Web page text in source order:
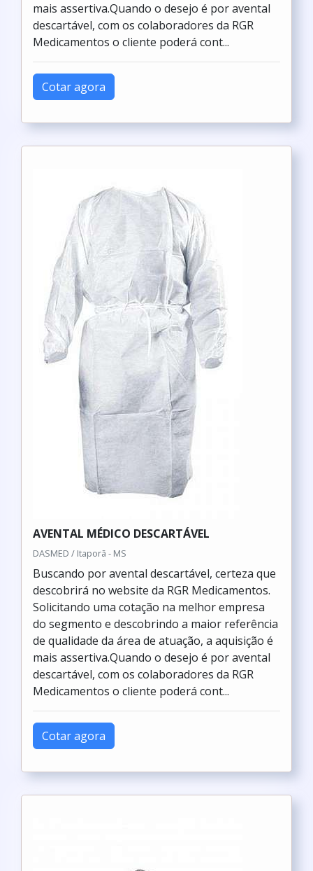
mais assertiva.Quando o desejo é por avental
descartável, com os colaboradores da RGR
Medicamentos o cliente poderá cont...
Cotar agora
AVENTAL MÉDICO DESCARTÁVEL
DASMED / Itaporã - MS
Buscando por avental descartável, certeza que
descobrirá no website da RGR Medicamentos.
Solicitando uma cotação na melhor empresa
do segmento e descobrindo a maior referência
de qualidade da área de atuação, a aquisição é
mais assertiva.Quando o desejo é por avental
descartável, com os colaboradores da RGR
Medicamentos o cliente poderá cont...
Cotar agora